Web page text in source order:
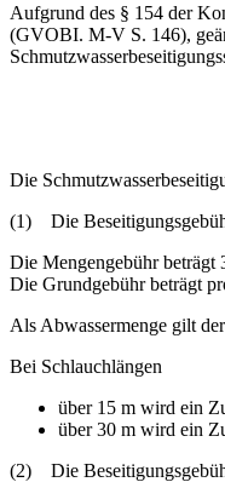
Aufgrund des § 154 der
(GVOBI. M-V S. 146),
Die
(1) Die
Die Mengengebühr beträgt
Die Grundgebühr beträgt
Als Abwassermenge gilt
Bei Schlauchlängen
über 15 m wird ein
über 30 m wird ein
(2) Die